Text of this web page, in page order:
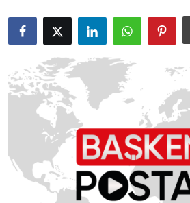
Sivil Toplum Kuruluşları
Kamu Kurumları ve Üst Kurullar
Resmi Reklamlar